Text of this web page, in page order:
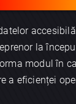
la
modul în
a eficienței